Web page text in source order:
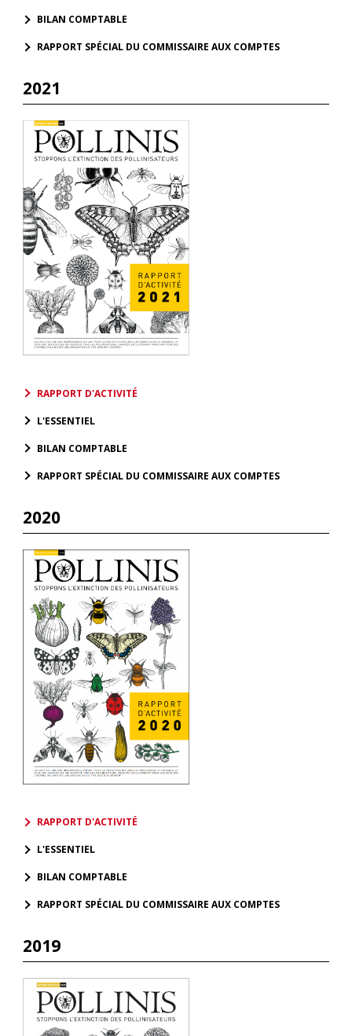
BILAN COMPTABLE
RAPPORT SPÉCIAL DU COMMISSAIRE AUX COMPTES
2021
RAPPORT D'ACTIVITÉ
L'ESSENTIEL
BILAN COMPTABLE
RAPPORT SPÉCIAL DU COMMISSAIRE AUX COMPTES
2020
RAPPORT D'ACTIVITÉ
L'ESSENTIEL
BILAN COMPTABLE
RAPPORT SPÉCIAL DU COMMISSAIRE AUX COMPTES
2019